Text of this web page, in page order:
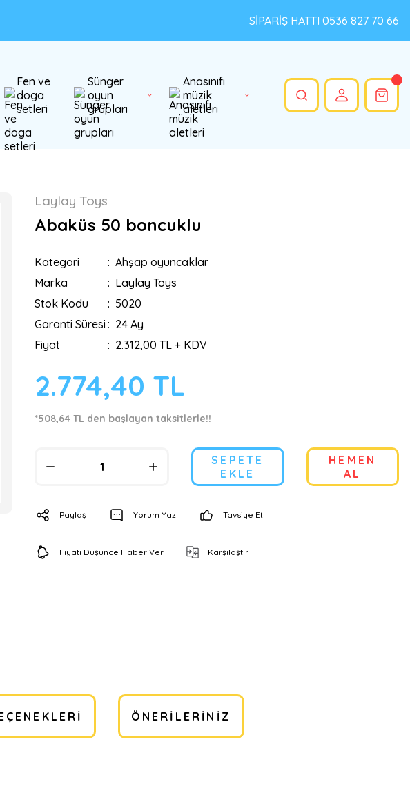
SİPARİŞ HATTI 0536 827 70 66
Fen ve
doga
setleri
Sünger
oyun
grupları
Anasınıfı
müzik
aletleri
Laylay Toys
Abaküs 50 boncuklu
Kategori
Ahşap oyuncaklar
Marka
Laylay Toys
Stok Kodu
5020
Garanti Süresi
24 Ay
Fiyat
2.312,00 TL + KDV
2.774,40 TL
*508,64 TL den başlayan taksitlerle!!
SEPETE
EKLE
HEMEN
AL
Paylaş Yorum Yaz Tavsiye Et
Fiyatı Düşünce Haber Ver Karşılaştır
ÖNERILERINIZ